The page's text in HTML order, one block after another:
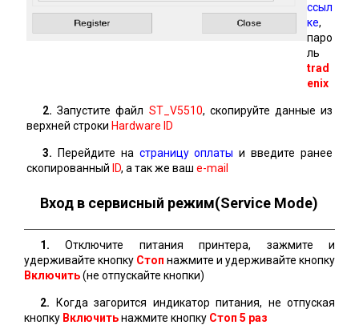
ссыл
ке,
паро
ль
trad
enix
2. Запустите файл ST_V5510, скопируйте данные из
верхней строки Hardware ID
3. Перейдите на страницу оплаты и введите ранее
скопированный ID, а так же ваш e-mail
Вход в сервисный режим(Service Mode)
1. Отключите питания принтера, зажмите и
удерживайте кнопку Стоп нажмите и удерживайте кнопку
Включить(не отпускайте кнопки)
2. Когда загорится индикатор питания, не отпуская
кнопку Включитьнажмите кнопку Стоп 5 раз